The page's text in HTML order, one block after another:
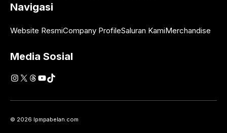
Navigasi
Website ResmiCompany ProfileSaluran KamiMerchandise
Media Sosial
Instagram
X Threads
YouTube
TikTok
© 2026 lpmpabelan.com